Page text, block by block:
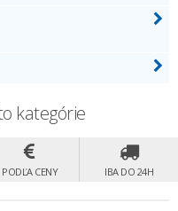
kategórie
PODĽA CENY IBA DO 24H